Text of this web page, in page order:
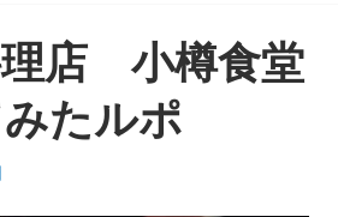
店 小樽食堂
たルポ